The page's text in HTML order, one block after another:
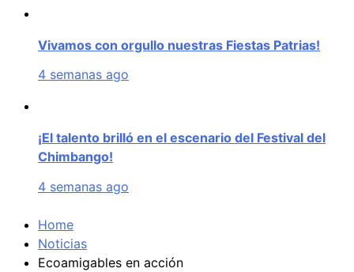
Vivamos con orgullo nuestras Fiestas Patrias!
4 semanas ago
¡El talento brilló en el escenario del Festival del
Chimbango!
4 semanas ago
Home
Noticias
Ecoamigables en acción